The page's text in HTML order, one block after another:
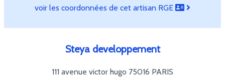
voir les coordonnées de cet artisan RGE
Steya developpement
111 avenue victor hugo 75016 PARIS